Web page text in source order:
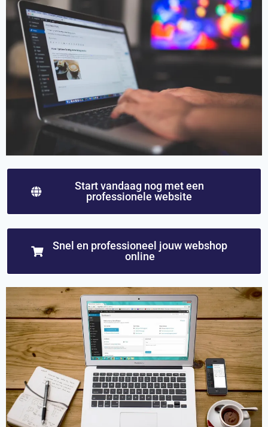
Start vandaag nog met een
professionele website
Snel en professioneel jouw webshop
online